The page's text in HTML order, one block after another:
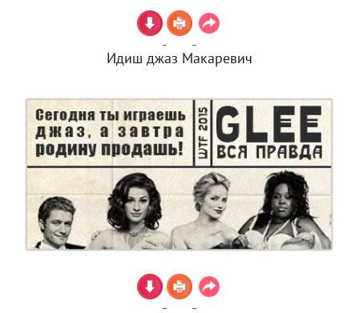
Идиш джаз Макаревич